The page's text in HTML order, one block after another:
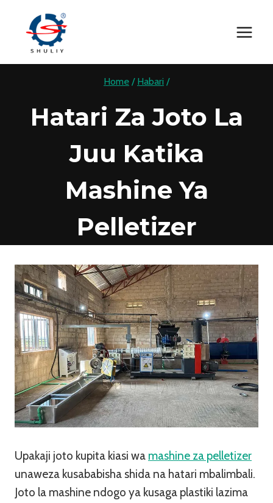
content
Home / Habari /
Hatari Za Joto La
Juu Katika
Mashine Ya
Pelletizer
Upakaji joto kupita kiasi wa mashine za pelletizer
unaweza kusababisha shida na hatari mbalimbali.
Joto la mashine ndogo ya kusaga plastiki lazima